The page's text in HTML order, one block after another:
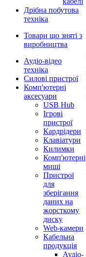
Дрібна побутова
техніка
Товари що зняті з
виробництва
Аудіо-відео
техніка
Силові пристрої
Комп'ютерні
аксесуари
USB Hub
Ігрові
пристрої
Кардрідери
Клавіатури
Килимки
Комп'ютерні
миші
Пристрої
для
зберігання
даних на
жорсткому
диску
Web-камери
Кабельна
продукція
Аудіо-